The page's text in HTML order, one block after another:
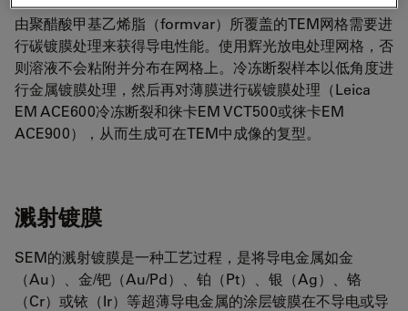
由聚醋酸甲基乙烯脂（formvar）所覆盖的TEM网格需要进
行碳镀膜处理来获得导电性能。使用辉光放电处理网格，否
则溶液不会粘附并分布在网格上。冷冻断裂样本以低角度进
行金属镀膜处理，然后再对薄膜进行碳镀膜处理（Leica
EM ACE600冷冻断裂和徕卡EM VCT500或徕卡EM
ACE900），从而生成可在TEM中成像的复型。
溅射镀膜
SEM的溅射镀膜是一种工艺过程，是将导电金属如金
（Au）、金/钯（Au/Pd）、铂（Pt）、银（Ag）、铬
（Cr）或铱（Ir）等超薄导电金属的涂层镀膜在不导电或导